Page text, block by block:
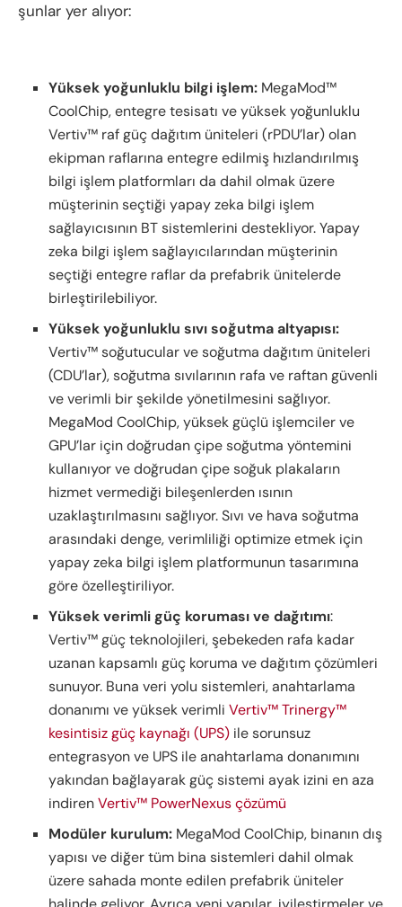
şunlar yer alıyor:
Yüksek yoğunluklu bilgi işlem: MegaMod™
CoolChip, entegre tesisatı ve yüksek yoğunluklu
Vertiv™ raf güç dağıtım üniteleri (rPDU’lar) olan
ekipman raflarına entegre edilmiş hızlandırılmış
bilgi işlem platformları da dahil olmak üzere
müşterinin seçtiği yapay zeka bilgi işlem
sağlayıcısının BT sistemlerini destekliyor. Yapay
zeka bilgi işlem sağlayıcılarından müşterinin
seçtiği entegre raflar da prefabrik ünitelerde
birleştirilebiliyor.
Yüksek yoğunluklu sıvı soğutma altyapısı:
Vertiv™ soğutucular ve soğutma dağıtım üniteleri
(CDU’lar), soğutma sıvılarının rafa ve raftan güvenli
ve verimli bir şekilde yönetilmesini sağlıyor.
MegaMod CoolChip, yüksek güçlü işlemciler ve
GPU’lar için doğrudan çipe soğutma yöntemini
kullanıyor ve doğrudan çipe soğuk plakaların
hizmet vermediği bileşenlerden ısının
uzaklaştırılmasını sağlıyor. Sıvı ve hava soğutma
arasındaki denge, verimliliği optimize etmek için
yapay zeka bilgi işlem platformunun tasarımına
göre özelleştiriliyor.
Yüksek verimli güç koruması ve dağıtımı:
Vertiv™ güç teknolojileri, şebekeden rafa kadar
uzanan kapsamlı güç koruma ve dağıtım çözümleri
sunuyor. Buna veri yolu sistemleri, anahtarlama
donanımı ve yüksek verimliVertiv™ Trinergy™
kesintisiz güç kaynağı (UPS) ile sorunsuz
entegrasyon ve UPS ile anahtarlama donanımını
yakından bağlayarak güç sistemi ayak izini en aza
indirenVertiv™ PowerNexus çözümü
Modüler kurulum: MegaMod CoolChip, binanın dış
yapısı ve diğer tüm bina sistemleri dahil olmak
üzere sahada monte edilen prefabrik üniteler